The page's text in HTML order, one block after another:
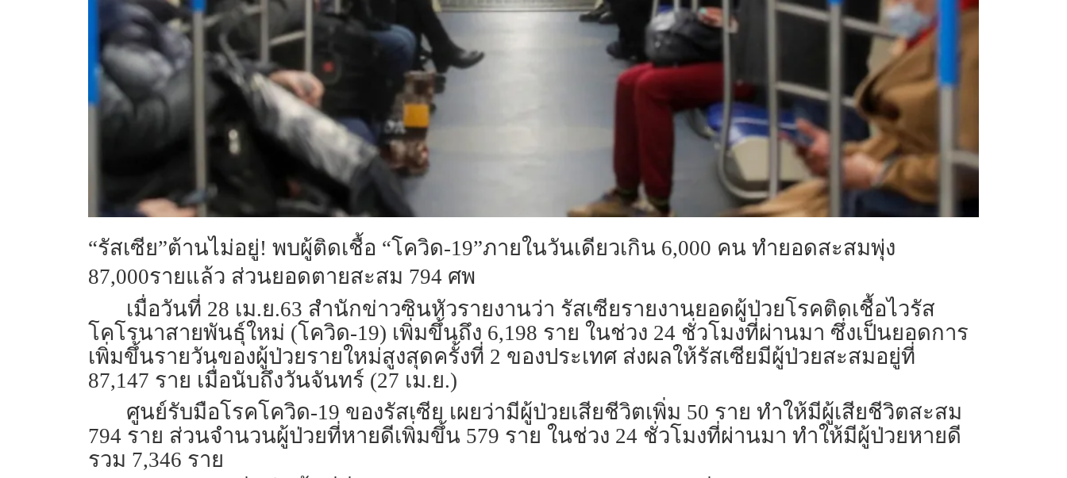
“รัสเซีย”ต้านไม่อยู่! พบผู้ติดเชื้อ “โควิด-19”ภายในวันเดียวเกิน 6,000 คน ทำยอดสะสมพุ่ง
87,000รายแล้ว ส่วนยอดตายสะสม 794 ศพ
เมื่อวันที่ 28 เม.ย.63 สำนักข่าวซินหัวรายงานว่า รัสเซียรายงานยอดผู้ป่วยโรคติดเชื้อไวรัส
โคโรนาสายพันธุ์ใหม่ (โควิด-19) เพิ่มขึ้นถึง 6,198 ราย ในช่วง 24 ชั่วโมงที่ผ่านมา ซึ่งเป็นยอดการ
เพิ่มขึ้นรายวันของผู้ป่วยรายใหม่สูงสุดครั้งที่ 2 ของประเทศ ส่งผลให้รัสเซียมีผู้ป่วยสะสมอยู่ที่
87,147 ราย เมื่อนับถึงวันจันทร์ (27 เม.ย.)
ศูนย์รับมือโรคโควิด-19 ของรัสเซีย เผยว่ามีผู้ป่วยเสียชีวิตเพิ่ม 50 ราย ทำให้มีผู้เสียชีวิตสะสม
794 ราย ส่วนจำนวนผู้ป่วยที่หายดีเพิ่มขึ้น 579 ราย ในช่วง 24 ชั่วโมงที่ผ่านมา ทำให้มีผู้ป่วยหายดี
รวม 7,346 ราย